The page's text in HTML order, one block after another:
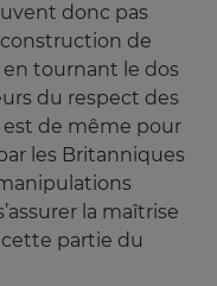
donc pas
de
en tournant le dos
du respect des
est de même pour
les Britanniques
la maîtrise
partie du